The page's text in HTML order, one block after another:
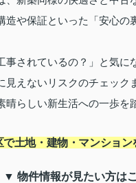
造や保証といった「安心
事されているの？」と気
えないリスクのチェック
らしい新生活への一歩を
土地・建物・マンション
▼ 物件情報が見たい方は